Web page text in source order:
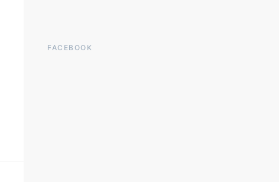
FACEBOOK